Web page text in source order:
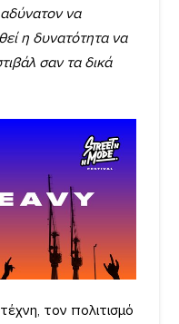
να
η δυνατότητα να
σαν τα δικά
τον πολιτισμό